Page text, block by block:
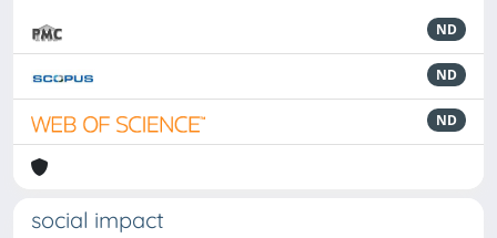
ND
ND
ND
social impact